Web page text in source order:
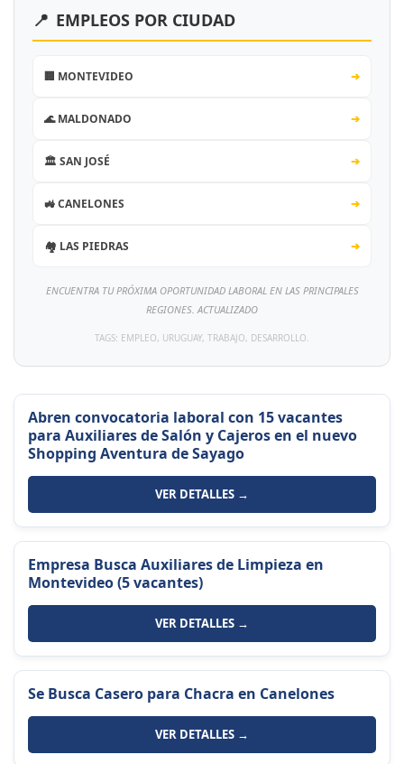
📍 EMPLEOS POR CIUDAD
🏢 MONTEVIDEO ➔
🌊 MALDONADO ➔
🏛️ SAN JOSÉ ➔
🚜 CANELONES ➔
🏘️ LAS PIEDRAS ➔
ENCUENTRA TU PRÓXIMA OPORTUNIDAD LABORAL EN LAS PRINCIPALES
REGIONES. ACTUALIZADO
TAGS: EMPLEO, URUGUAY, TRABAJO, DESARROLLO.
Abren convocatoria laboral con 15 vacantes
para Auxiliares de Salón y Cajeros en el nuevo
Shopping Aventura de Sayago
VER DETALLES →
Empresa Busca Auxiliares de Limpieza en
Montevideo (5 vacantes)
VER DETALLES →
Se Busca Casero para Chacra en Canelones
VER DETALLES →